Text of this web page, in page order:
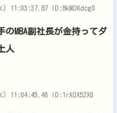
) 11:03:37.87 ID:8kMDKdcg0
MBA副社長が金持ってダ
人
) 11:04:45.46 ID:1rXOX52X0